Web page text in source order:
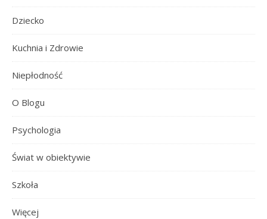
Dziecko
Kuchnia i Zdrowie
Niepłodność
O Blogu
Psychologia
Świat w obiektywie
Szkoła
Więcej